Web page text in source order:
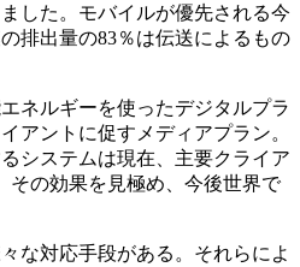
した。モバイルが優先される今
排出量の83％は伝送によるもの
ネルギーを使ったデジタルプラ
アントに促すメディアプラン。
システムは現在、主要クライア
その効果を見極め、今後世界で
な対応手段がある。それらによ